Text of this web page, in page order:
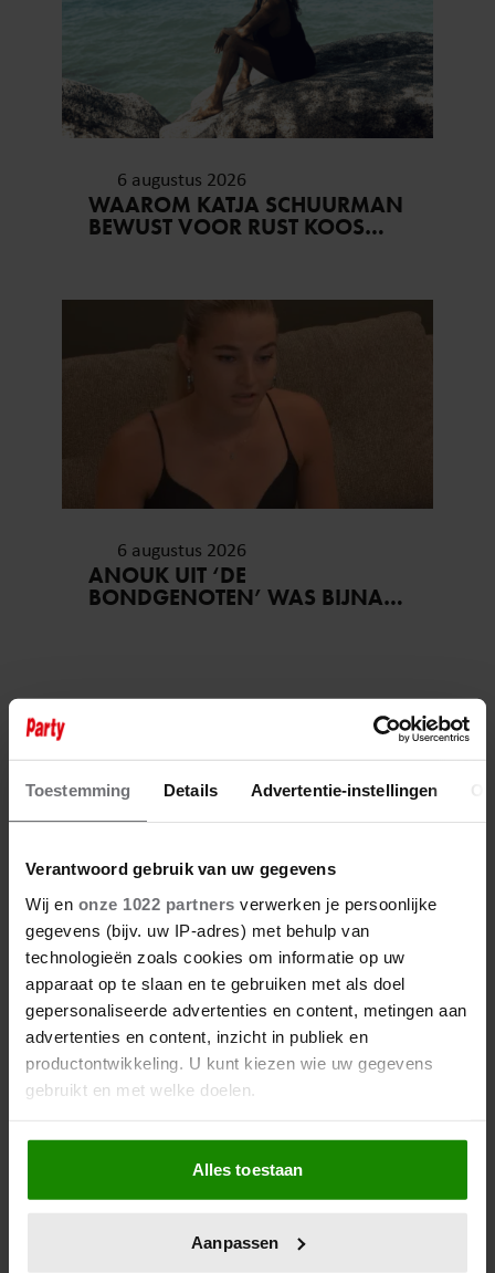
Toestemming Details Advertentie-instellingen
Verantwoord gebruik van uw gegevens
Wij en onze 1022 partners verwerken je persoonlijke
gegevens (bijv. uw IP-adres) met behulp van
technologieën zoals cookies om informatie op uw
apparaat op te slaan en te gebruiken met als doel
gepersonaliseerde advertenties en content, metingen aan
advertenties en content, inzicht in publiek en
productontwikkeling. U kunt kiezen wie uw gegevens
gebruikt en met welke doelen.
Als u het toestaat, willen we ook graag:
Informatie verzamelen over uw geografische
locatie, die tot een paar meter nauwkeurig kan zijn
scannen op specifieke eigenschappen (fingerprinting)
Alles toestaan
Aanpassen
6 augustus 2026
WAAROM KATJA SCHUURMAN
BEWUST VOOR RUST KOOS…
6 augustus 2026
ANOUK UIT ‘DE
BONDGENOTEN’ WAS BIJNA